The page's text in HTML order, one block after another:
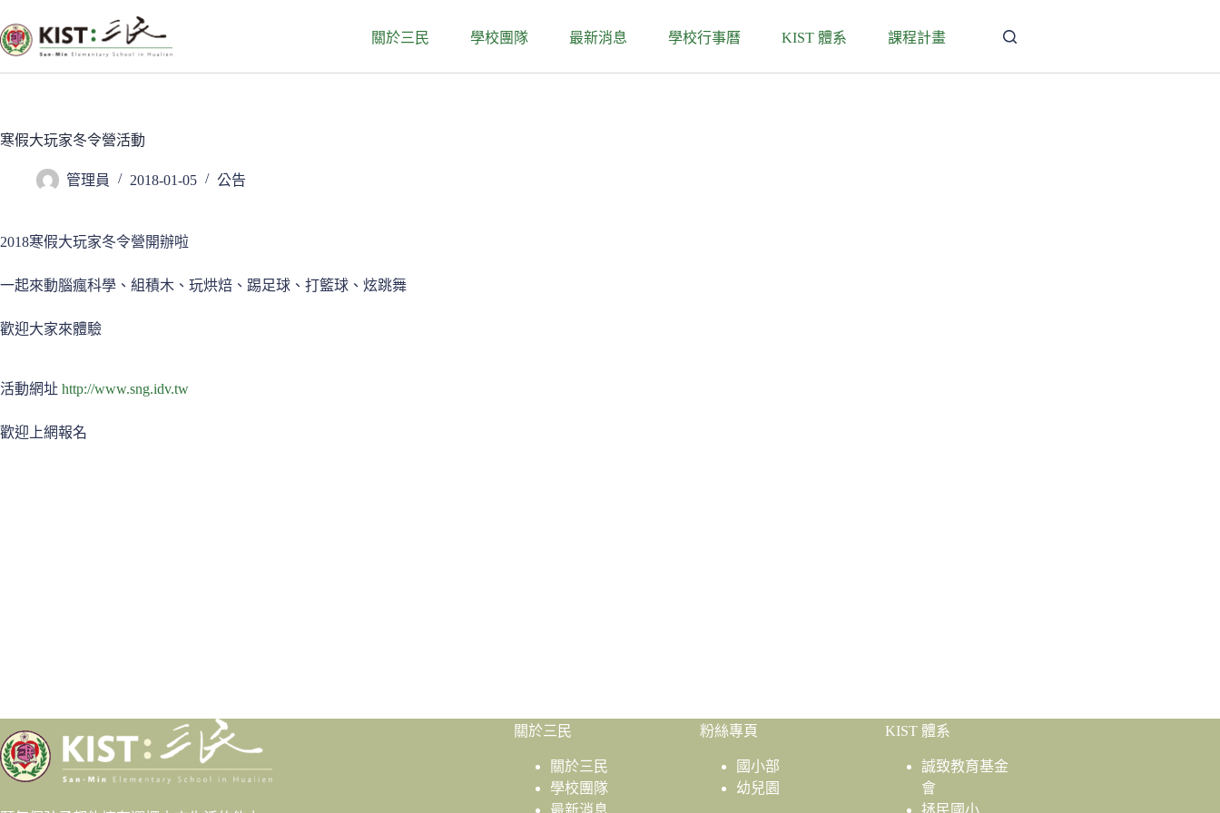
至
主
要
關於三民 學校團隊 最新消息 學校行事曆 KIST 體系 課程計畫
寒假大玩家冬令營活動
管理員 2018-01-05 公告
2018寒假大玩家冬令營開辦啦
一起來動腦瘋科學、組積木、玩烘焙、踢足球、打籃球、炫跳舞
歡迎大家來體驗
活動網址 http://www.sng.idv.tw
歡迎上網報名
關於三民
關於三民
學校團隊
最新消息
粉絲專頁
國小部
幼兒園
KIST 體系
誠致教育基金
會
拯民國小